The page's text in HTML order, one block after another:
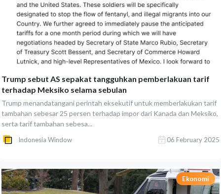
Trump sebut AS sepakat tangguhkan pemberlakuan tarif
terhadap Meksiko selama sebulan
Trump menandatangani perintah eksekutif untuk memberlakukan tarif
tambahan sebesar 25 persen terhadap impor dari Kanada dan Meksiko,
serta tarif tambahan sebesa...
Indonesia Window 06 February 2025
Ekonomi